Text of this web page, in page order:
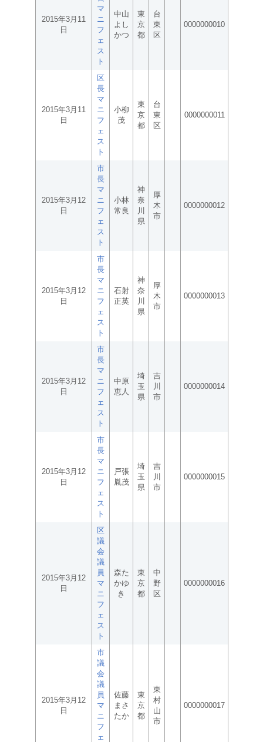
2015年3月11
日
マ
ニ
フ
ェ
ス
ト
中山
よし
かつ
東
京
都
台
東
区
0000000010
2015年3月11
日
区
長
マ
ニ
フ
ェ
ス
ト
小柳
茂
東
京
都
台
東
区
0000000011
2015年3月12
日
市
長
マ
ニ
フ
ェ
ス
ト
小林
常良
神
奈
川
県
厚
木
市
0000000012
2015年3月12
日
市
長
マ
ニ
フ
ェ
ス
ト
石射
正英
神
奈
川
県
厚
木
市
0000000013
2015年3月12
日
市
長
マ
ニ
フ
ェ
ス
ト
中原
恵人
埼
玉
県
吉
川
市
0000000014
2015年3月12
日
市
長
マ
ニ
フ
ェ
ス
ト
戸張
胤茂
埼
玉
県
吉
川
市
0000000015
2015年3月12
日
区
議
会
議
員
マ
ニ
フ
ェ
ス
ト
森た
かゆ
き
東
京
都
中
野
区
0000000016
2015年3月12
日
市
議
会
議
員
マ
ニ
フ
ェ
佐藤
まさ
たか
東
京
都
東
村
山
市
0000000017